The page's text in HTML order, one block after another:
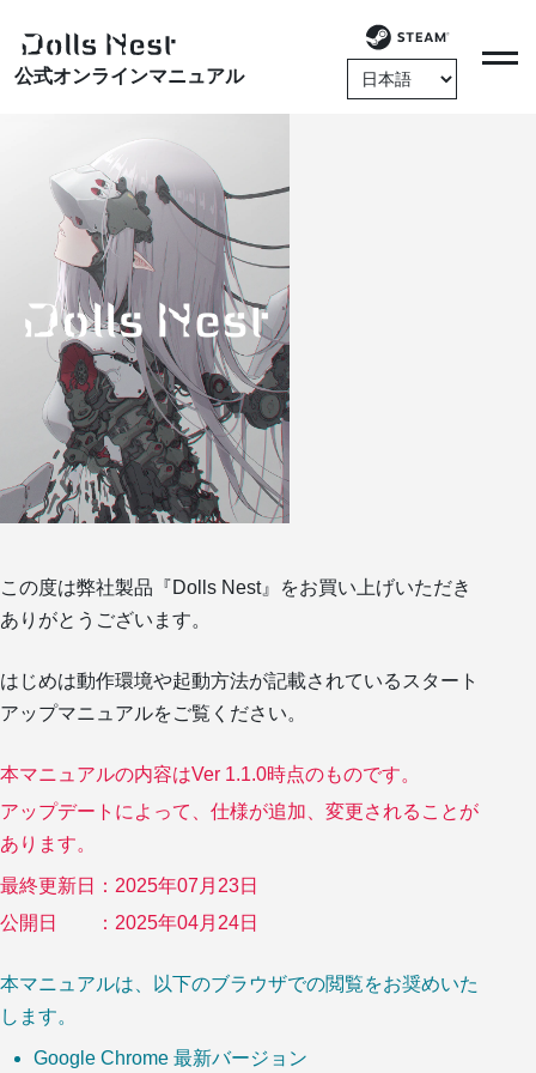
公式オンラインマニュアル
スタートアップマニュアル
プレイングマニュアル
基本情報
機械根
ショップ
キャラクターステータス
トラブルシューティング
ゲーム公式サイト
この度は弊社製品『Dolls Nest』をお買い上げいただき
ありがとうございます。
はじめは動作環境や起動方法が記載されている スタート
アップマニュアルをご覧ください。
本マニュアルの内容はVer 1.1.0時点のものです。
アップデートによって、仕様が追加、変更されることが
あります。
最終更新日 ： 2025年07月23日
公開日
： 2025年04月24日
本マニュアルは、以下のブラウザでの閲覧をお奨めいた
します。
Google Chrome 最新バージョン